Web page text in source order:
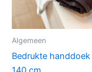
Algemeen
Bedrukte handdoek